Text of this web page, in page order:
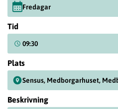
Fredagar
Tid
09:30
Plats
Sensus, Medborgarhuset,
Beskrivning